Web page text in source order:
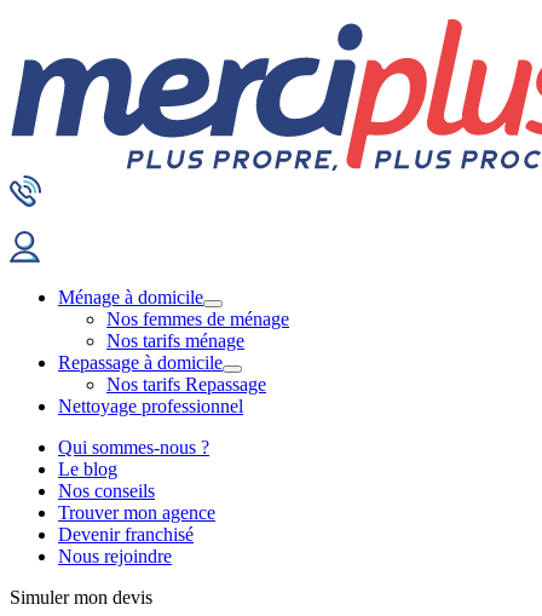
Ménage à domicile
Nos femmes de ménage
Nos tarifs ménage
Repassage à domicile
Nos tarifs Repassage
Nettoyage professionnel
Qui sommes-nous ?
Le blog
Nos conseils
Trouver mon agence
Devenir franchisé
Nous rejoindre
Simuler mon devis